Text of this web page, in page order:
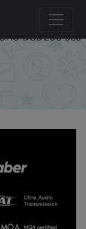
Network
HiRes
DSD256 веб-